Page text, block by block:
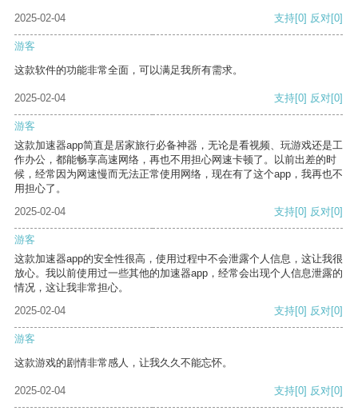
2025-02-04 支持[0] 反对[0]
游客
这款软件的功能非常全面，可以满足我所有需求。
2025-02-04 支持[0] 反对[0]
游客
这款加速器app简直是居家旅行必备神器，无论是看视频、玩游戏还是工
作办公，都能畅享高速网络，再也不用担心网速卡顿了。以前出差的时
候，经常因为网速慢而无法正常使用网络，现在有了这个app，我再也不
用担心了。
2025-02-04
支持[0] 反对[0]
游客
这款加速器app的安全性很高，使用过程中不会泄露个人信息，这让我很
放心。我以前使用过一些其他的加速器app，经常会出现个人信息泄露的
情况，这让我非常担心。
2025-02-04
支持[0] 反对[0]
游客
这款游戏的剧情非常感人，让我久久不能忘怀。
2025-02-04 支持[0] 反对[0]